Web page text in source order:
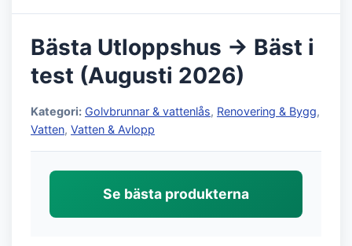
Bästa Utloppshus → Bäst i
test (Augusti 2026)
Kategori: Golvbrunnar & vattenlås, Renovering & Bygg,
Vatten, Vatten & Avlopp
Se bästa produkterna